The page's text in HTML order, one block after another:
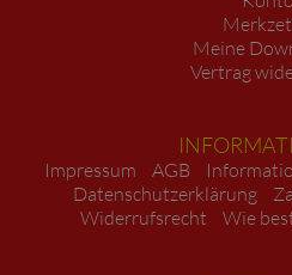
Meine
Vertrag
Impressum AGB
Datenschutzerklärung
Widerrufsrecht
Wie